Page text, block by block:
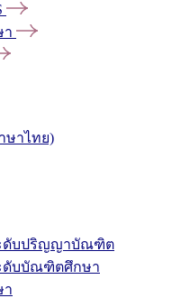
า
ษาไทย)
ดับปริญญาบัณฑิต
ดับบัณฑิตศึกษา
า